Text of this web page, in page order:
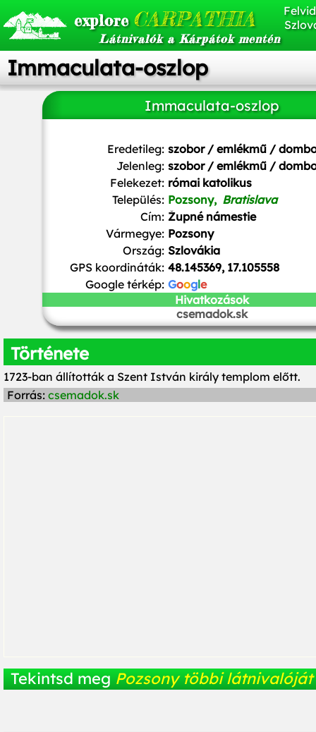
explore CARPATHIA
Látnivalók a Kárpátok mentén
Immaculata-oszlop
Immaculata-oszlop
Eredetileg: szobor / emlékmű /
Jelenleg: szobor / emlékmű /
Felekezet: római katolikus
Település: Pozsony, Bratislava
Cím: Župné námestie
Vármegye: Pozsony
Ország: Szlovákia
GPS koordináták: 48.145369, 17.105558
Google térkép: Google
Hivatkozások
csemadok.sk
Története
1723-ban állították a Szent István király templom előtt.
Forrás: csemadok.sk
Tekintsd meg Pozsony többi látnivalóját